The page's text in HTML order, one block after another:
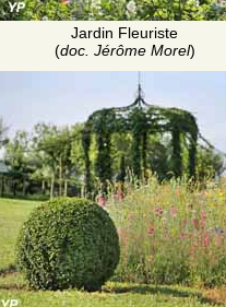
Jardin Fleuriste
(doc. Jérôme Morel)